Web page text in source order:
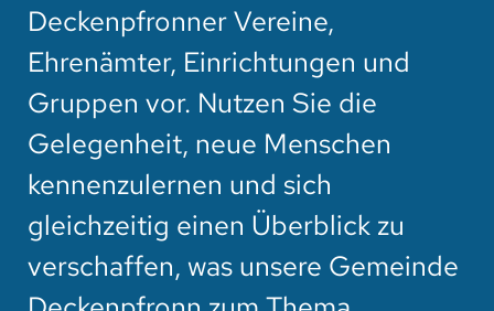
Deckenpfronner Vereine,
Ehrenämter, Einrichtungen und
Gruppen vor. Nutzen Sie die
Gelegenheit, neue Menschen
kennenzulernen und sich
gleichzeitig einen Überblick zu
verschaffen, was unsere Gemeinde